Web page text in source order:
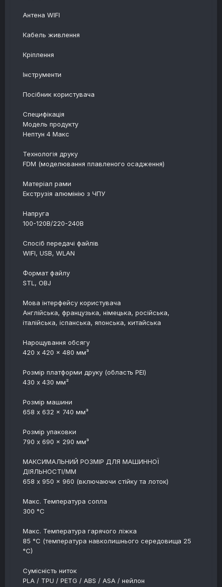
Антена WIFI
Кабель живлення
Кріплення
Інструменти
Посібник користувача
Специфікація
Модель продукту
Нептун 4 Макс
Технологія друку
FDM (моделювання плавленого осадження)
Матеріал рами
Екструзія алюмінію з ЧПУ
Напруга
100-120В/220-240В
Спосіб передачі файлів
WIFI, USB, WLAN
Формат файлу
STL, OBJ
Мова інтерфейсу користувача
Англійська, французька, німецька, російська,
італійська, іспанська, японська, китайська
Нарощування обсягу
420 x 420 x 480 мм³
Розмір платформи друку (область PEI)
430 x 430 мм²
Розмір машини
658 x 632 x 740 мм³
Розмір упаковки
790 x 690 x 290 мм³
МАКСИМАЛЬНИЙ РОЗМІР ДЛЯ МАШИННОЇ
ДІЯЛЬНОСТІ/ММ
658 x 950 x 960 (включаючи стійку та лоток)
Макс. Температура сопла
300 °C
Макс. Температура гарячого ліжка
85 °C (температура навколишнього середовища 25
°C)
Сумісність ниток
PLA / TPU / PETG / ABS / ASA / нейлон